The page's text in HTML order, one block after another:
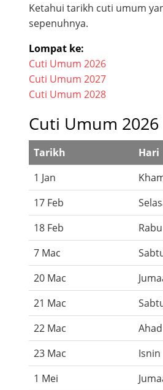
Ketahui tarikh cuti umum
sepenuhnya.
Lompat ke:
Cuti Umum 2026
Cuti Umum 2027
Cuti Umum 2028
Cuti Umum 2026
Tarikh Hari
1 Jan
17 Feb
18 Feb
Rabu
7 Mac
20 Mac
21 Mac
22 Mac
Ahad
23 Mac
Isnin
1 Mei